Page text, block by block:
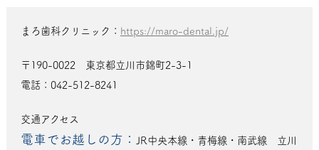
まろ歯科クリニック： https://maro-dental.jp/
〒190-0022 東京都立川市錦町2-3-1
電話：042-512-8241
交通アクセス
電車でお越しの方：
JR中央本線・青梅線・南武線 立川